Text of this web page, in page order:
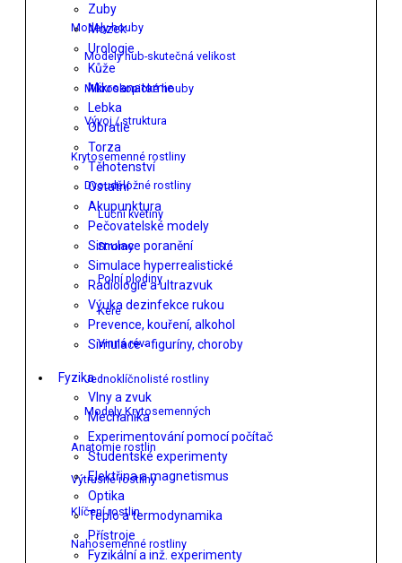
Zuby
Mozek
Urologie
Kůže
Mikroanatomie
Lebka
Obratle
Torza
Těhotenství
Ostatní
Akupunktura
Pečovatelské modely
Simulace poranění
Simulace hyperrealistické
Radiologie a ultrazvuk
Výuka dezinfekce rukou
Prevence, kouření, alkohol
Simulace - figuríny, choroby
Fyzika
Vlny a zvuk
Mechanika
Experimentování pomocí počítač
Studentské experimenty
Elektřina a magnetismus
Optika
Teplo a termodynamika
Přístroje
Fyzikální a inž. experimenty
Modely houby
Modely hub-skutečná velikost
Mikroskopické houby
Vývoj / struktura
Krytosemenné rostliny
Dvouděložné rostliny
Luční květiny
Stromy
Polní plodiny
Keře
Vinná réva
Jednoklíčnolisté rostliny
Modely Krytosemenných
Anatomie rostlin
Výtrusné rostliny
Klíčení rostlin
Nahosemenné rostliny